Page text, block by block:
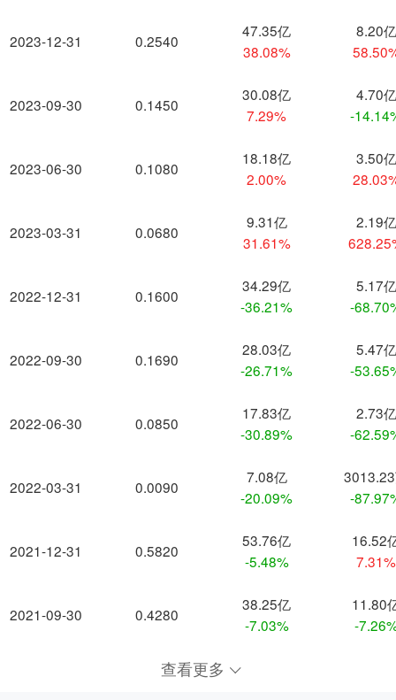
2023-12-31
2023-09-30
2023-06-30
2023-03-31
2022-12-31
2022-09-30
2022-06-30
2022-03-31
2021-12-31
2021-09-30
0.2540
47.35亿
38.08%
8.20亿
0.1450
30.08亿
7.29%
4.70亿
-
0.1080
18.18亿
2.00%
3.50亿
0.0680
9.31亿
31.61%
2.19亿
0.1600
34.29亿
-36.21%
5.17亿
-
0.1690
28.03亿
-26.71%
5.47亿
-
0.0850
17.83亿
-30.89%
2.73亿
-
0.0090
7.08亿
-20.09%
-
0.5820
53.76亿
-5.48%
16.52
7.31%
0.4280
38.25亿
-7.03%
11.80
-
查看更多